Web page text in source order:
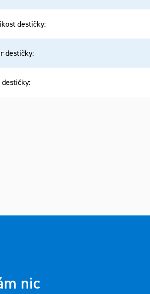
destičky:
destičky:
destičky:
nic